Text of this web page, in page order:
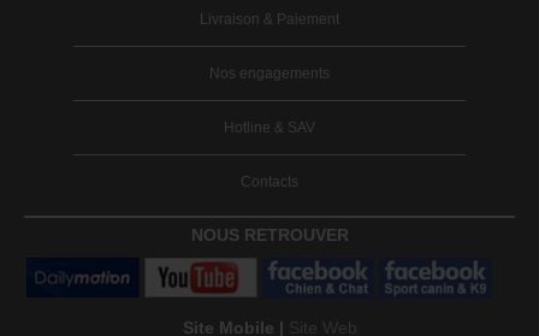
Livraison & Paiement
Nos engagements
Hotline & SAV
Contacts
NOUS RETROUVER
Site Mobile | Site Web